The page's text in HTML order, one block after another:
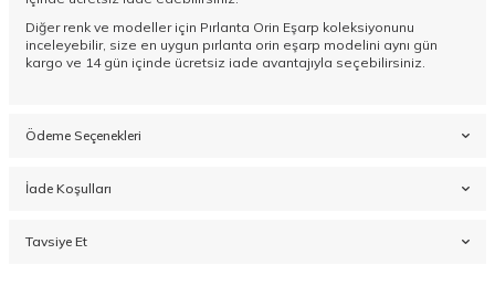
Diğer renk ve modeller için Pırlanta Orin Eşarp koleksiyonunu
inceleyebilir, size en uygun pırlanta orin eşarp modelini aynı gün
kargo ve 14 gün içinde ücretsiz iade avantajıyla seçebilirsiniz.
Ödeme Seçenekleri
İade Koşulları
Tavsiye Et